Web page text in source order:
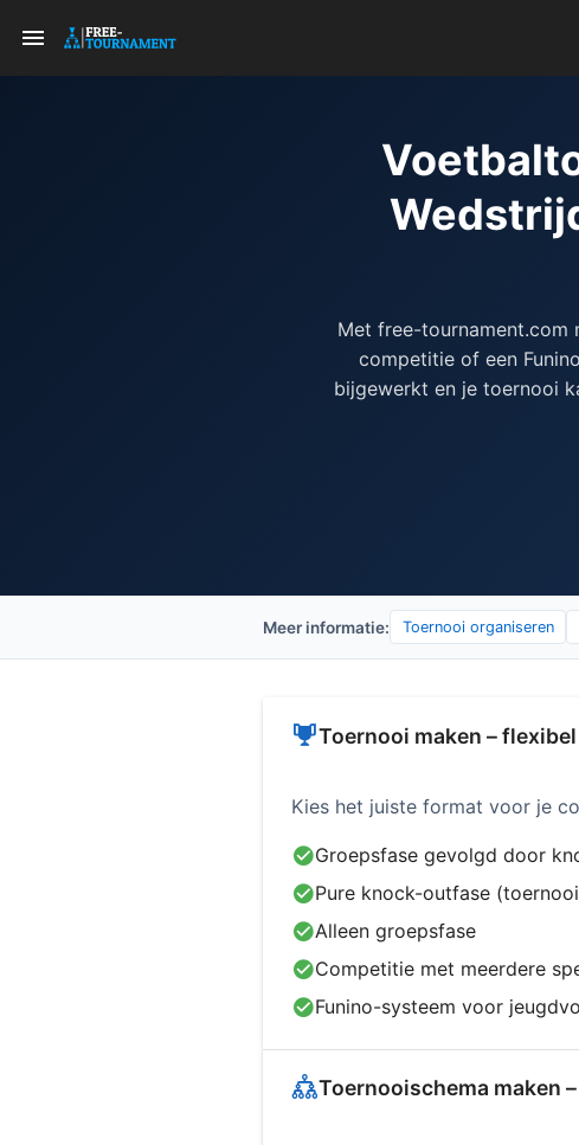
Met free-tournament.com
competitie of een
bijgewerkt en je toernooi
Meer informatie: Toernooi organiseren
Toernooi maken –
Kies het juiste format voor je
Groepsfase gevolgd door
Pure knock-outfase
Alleen groepsfase
Competitie met meerdere
Funino-systeem voor
Toernooischema maken